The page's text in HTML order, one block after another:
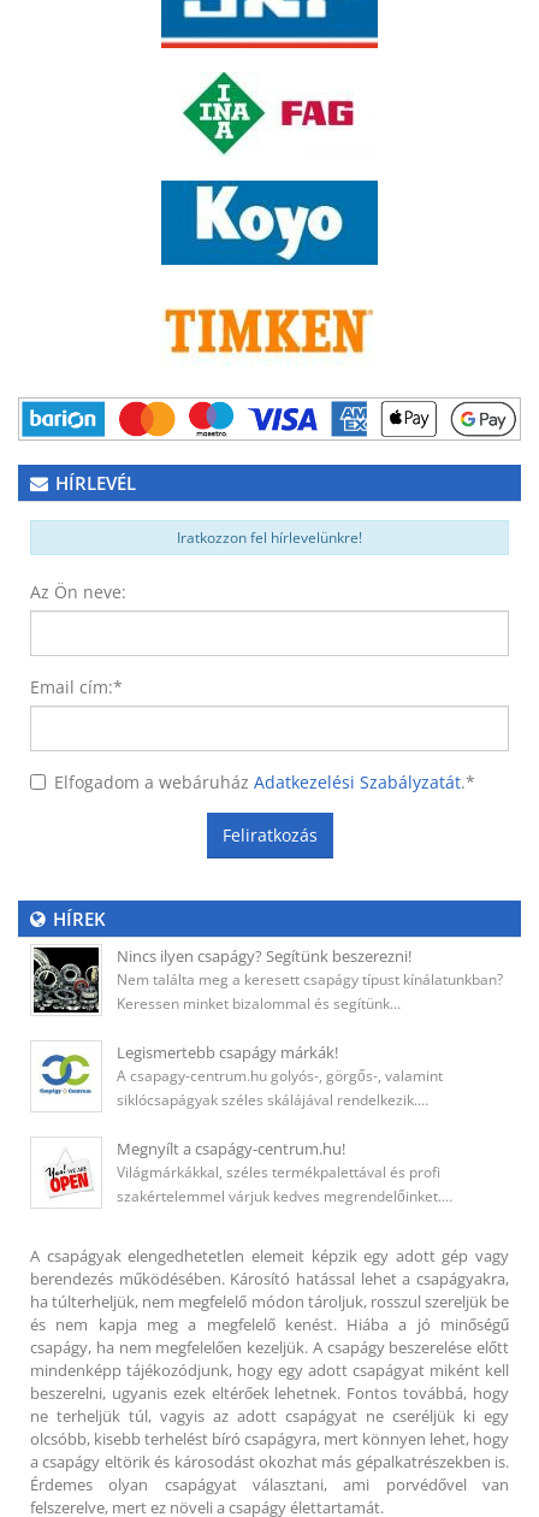
HÍRLEVÉL
Iratkozzon fel hírlevelünkre!
Az Ön neve:
Email cím:*
Elfogadom a webáruház Adatkezelési Szabályzatát.*
Feliratkozás
HÍREK
Nincs ilyen csapágy? Segítünk beszerezni!
Nem találta meg a keresett csapágy típust kínálatunkban?
Keressen minket bizalommal és segítünk…
Legismertebb csapágy márkák!
A csapagy-centrum.hu golyós-, görgős-, valamint
siklócsapágyak széles skálájával rendelkezik.…
Megnyílt a csapágy-centrum.hu!
Világmárkákkal, széles termékpalettával és profi
szakértelemmel várjuk kedves megrendelőinket.…
A csapágyak elengedhetetlen elemeit képzik egy adott gép vagy
berendezés működésében. Károsító hatással lehet a csapágyakra,
ha túlterheljük, nem megfelelő módon tároljuk, rosszul szereljük be
és nem kapja meg a megfelelő kenést. Hiába a jó minőségű
csapágy, ha nem megfelelően kezeljük. A csapágy beszerelése előtt
mindenképp tájékozódjunk, hogy egy adott csapágyat miként kell
beszerelni, ugyanis ezek eltérőek lehetnek. Fontos továbbá, hogy
ne terheljük túl, vagyis az adott csapágyat ne cseréljük ki egy
olcsóbb, kisebb terhelést bíró csapágyra, mert könnyen lehet, hogy
a csapágy eltörik és károsodást okozhat más gépalkatrészekben is.
Érdemes olyan csapágyat választani, ami porvédővel van
felszerelve, mert ez növeli a csapágy élettartamát.